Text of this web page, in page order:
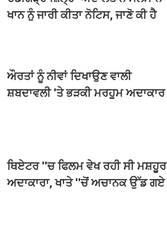
ਖਾਨ ਨੂੰ ਜਾਰੀ ਕੀਤਾ ਨੋਟਿਸ, ਜਾਣੋ ਕੀ ਹੈ
ਔਰਤਾਂ ਨੂੰ ਨੀਵਾਂ ਦਿਖਾਉਣ ਵਾਲੀ
ਸ਼ਬਦਾਵਲੀ 'ਤੇ ਭੜਕੀ ਮਰਹੂਮ ਅਦਾਕਾਰ
ਥਿਏਟਰ ''ਚ ਫਿਲਮ ਵੇਖ ਰਹੀ ਸੀ ਮਸ਼ਹੂਰ
ਅਦਾਕਾਰਾ, ਖਾਤੇ ''ਚੋਂ ਅਚਾਨਕ ਉੱਡ ਗਏ